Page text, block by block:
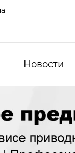
Новости